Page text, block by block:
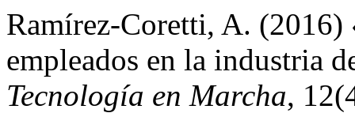
Ramírez-Coretti, A. (2016)
empleados en la industria
Tecnología en Marcha,